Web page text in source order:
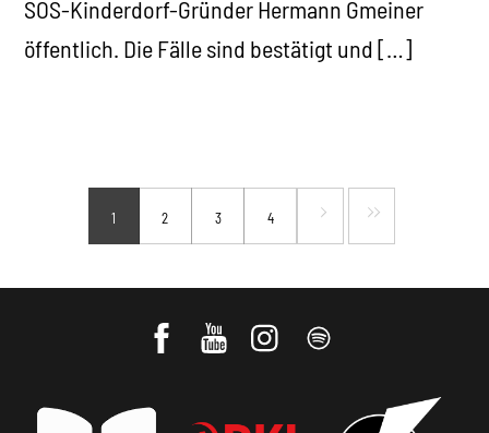
SOS-Kinderdorf-Gründer Hermann Gmeiner
öffentlich. Die Fälle sind bestätigt und […]
1 2 3 4